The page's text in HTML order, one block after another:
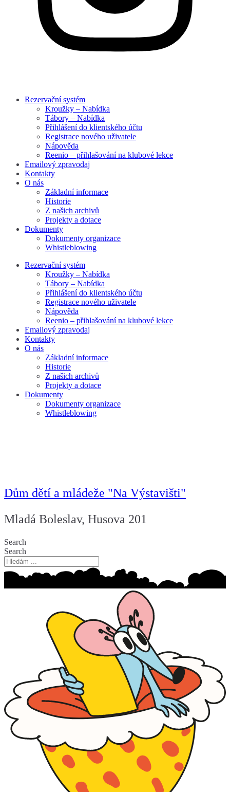
Rezervační systém
Kroužky – Nabídka
Tábory – Nabídka
Přihlášení do klientského účtu
Registrace nového uživatele
Nápověda
Reenio – přihlašování na klubové lekce
Emailový zpravodaj
Kontakty
O nás
Základní informace
Historie
Z našich archivů
Projekty a dotace
Dokumenty
Dokumenty organizace
Whistleblowing
Rezervační systém
Kroužky – Nabídka
Tábory – Nabídka
Přihlášení do klientského účtu
Registrace nového uživatele
Nápověda
Reenio – přihlašování na klubové lekce
Emailový zpravodaj
Kontakty
O nás
Základní informace
Historie
Z našich archivů
Projekty a dotace
Dokumenty
Dokumenty organizace
Whistleblowing
Dům dětí a mládeže "Na Výstavišti"
Mladá Boleslav, Husova 201
Search
Search